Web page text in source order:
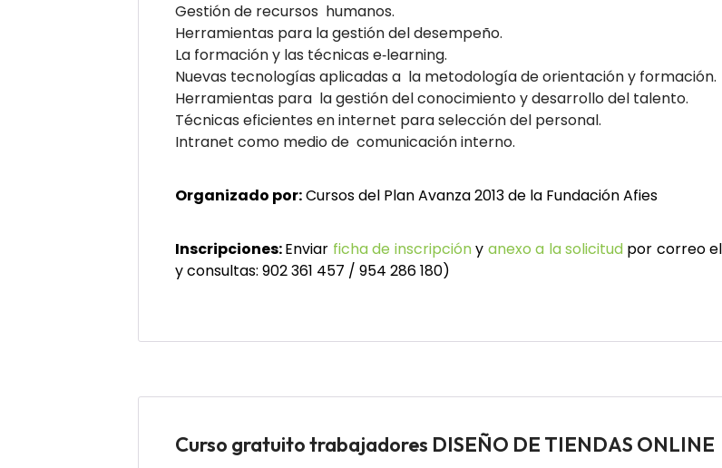
Gestión de recursos humanos.
Herramientas para la gestión del desempeño.
La formación y las técnicas e‐learning.
Nuevas tecnologías aplicadas a la metodología de orientación y formación.
Herramientas para la gestión del conocimiento y desarrollo del talento.
Técnicas eficientes en internet para selección del personal.
Intranet como medio de comunicación interno.
Organizado por:Cursos del Plan Avanza 2013 de la Fundación Afies
Inscripciones:Enviar ficha de inscripcióny anexo a la solicitudpor correo
y consultas: 902 361 457 / 954 286 180)
Curso gratuito trabajadores DISEÑO DE TIENDAS ONLINE